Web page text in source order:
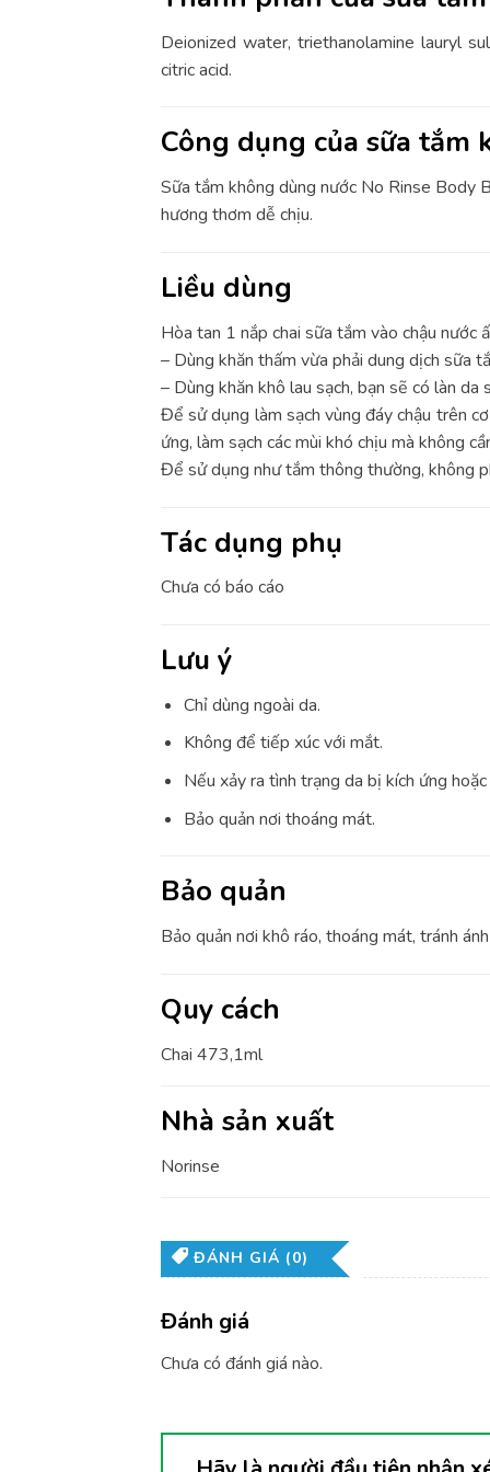
Deionized water, triethanolamine lauryl
citric acid.
Công dụng của sữa tắm
Sữa tắm không dùng nước No Rinse Body
hương thơm dễ chịu.
Liều dùng
Hòa tan 1 nắp chai sữa tắm vào chậu nước
– Dùng khăn thấm vừa phải dung dịch sữa
– Dùng khăn khô lau sạch, bạn sẽ có làn da
Để sử dụng làm sạch vùng đáy chậu trên
ứng, làm sạch các mùi khó chịu mà không
Để sử dụng như tắm thông thường, không
Tác dụng phụ
Chưa có báo cáo
Lưu ý
Chỉ dùng ngoài da.
Không để tiếp xúc với mắt.
Nếu xảy ra tình trạng da bị kích ứng
Bảo quản nơi thoáng mát.
Bảo quản
Bảo quản nơi khô ráo, thoáng mát, tránh
Quy cách
Chai 473,1ml
Nhà sản xuất
Norinse
ĐÁNH GIÁ (0)
Đánh giá
Chưa có đánh giá nào.